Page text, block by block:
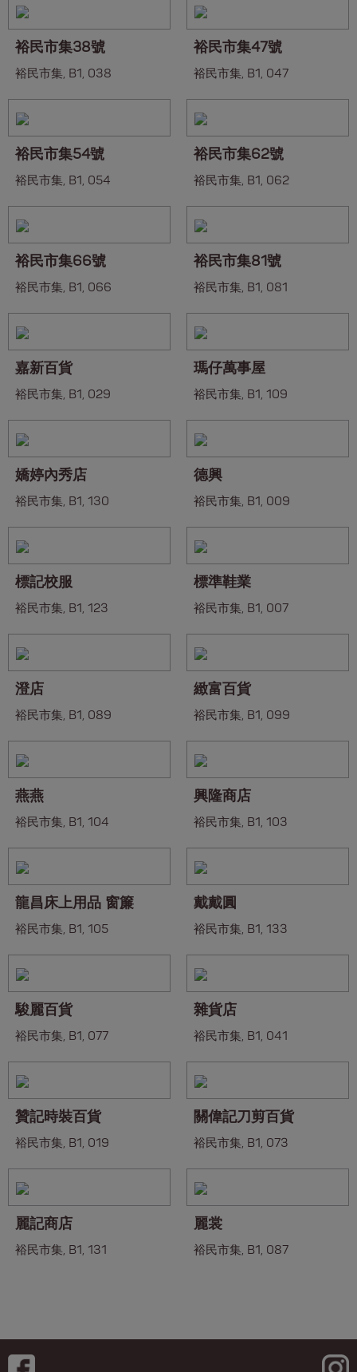
裕民市集38號
裕民市集, B1, 038
裕民市集47號
裕民市集, B1, 047
裕民市集54號
裕民市集, B1, 054
裕民市集62號
裕民市集, B1, 062
裕民市集66號
裕民市集, B1, 066
裕民市集81號
裕民市集, B1, 081
嘉新百貨
裕民市集, B1, 029
瑪仔萬事屋
裕民市集, B1, 109
嬌婷內秀店
裕民市集, B1, 130
德興
裕民市集, B1, 009
標記校服
裕民市集, B1, 123
標準鞋業
裕民市集, B1, 007
澄店
裕民市集, B1, 089
緻富百貨
裕民市集, B1, 099
燕燕
裕民市集, B1, 104
興隆商店
裕民市集, B1, 103
龍昌床上用品 窗簾
裕民市集, B1, 105
戴戴圓
裕民市集, B1, 133
駿麗百貨
裕民市集, B1, 077
雜貨店
裕民市集, B1, 041
贊記時裝百貨
裕民市集, B1, 019
關偉記刀剪百貨
裕民市集, B1, 073
麗記商店
裕民市集, B1, 131
麗裳
裕民市集, B1, 087